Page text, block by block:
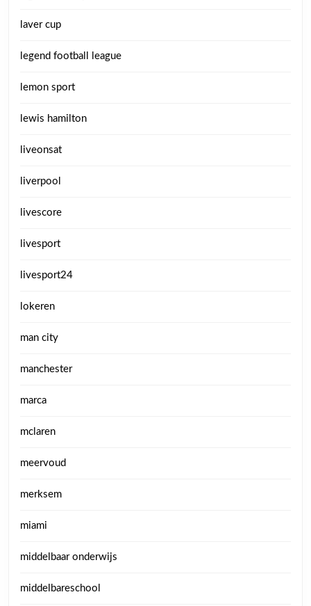
laver cup
legend football league
lemon sport
lewis hamilton
liveonsat
liverpool
livescore
livesport
livesport24
lokeren
man city
manchester
marca
mclaren
meervoud
merksem
miami
middelbaar onderwijs
middelbareschool